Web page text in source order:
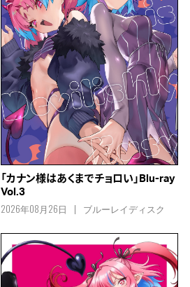
「カナン様はあくまでチョロい」Blu-ray
Vol.3
2026年08月26日 ブルーレイディスク